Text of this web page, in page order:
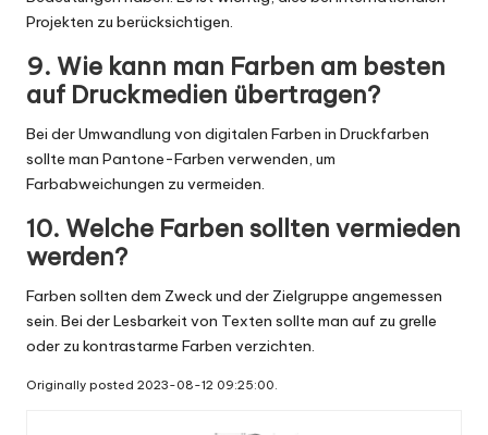
Projekten zu berücksichtigen.
9. Wie kann man Farben am besten
auf Druckmedien übertragen?
Bei der Umwandlung von digitalen Farben in Druckfarben
sollte man Pantone-Farben verwenden, um
Farbabweichungen zu vermeiden.
10. Welche Farben sollten vermieden
werden?
Farben sollten dem Zweck und der Zielgruppe angemessen
sein. Bei der Lesbarkeit von Texten sollte man auf zu grelle
oder zu kontrastarme Farben verzichten.
Originally posted 2023-08-12 09:25:00.